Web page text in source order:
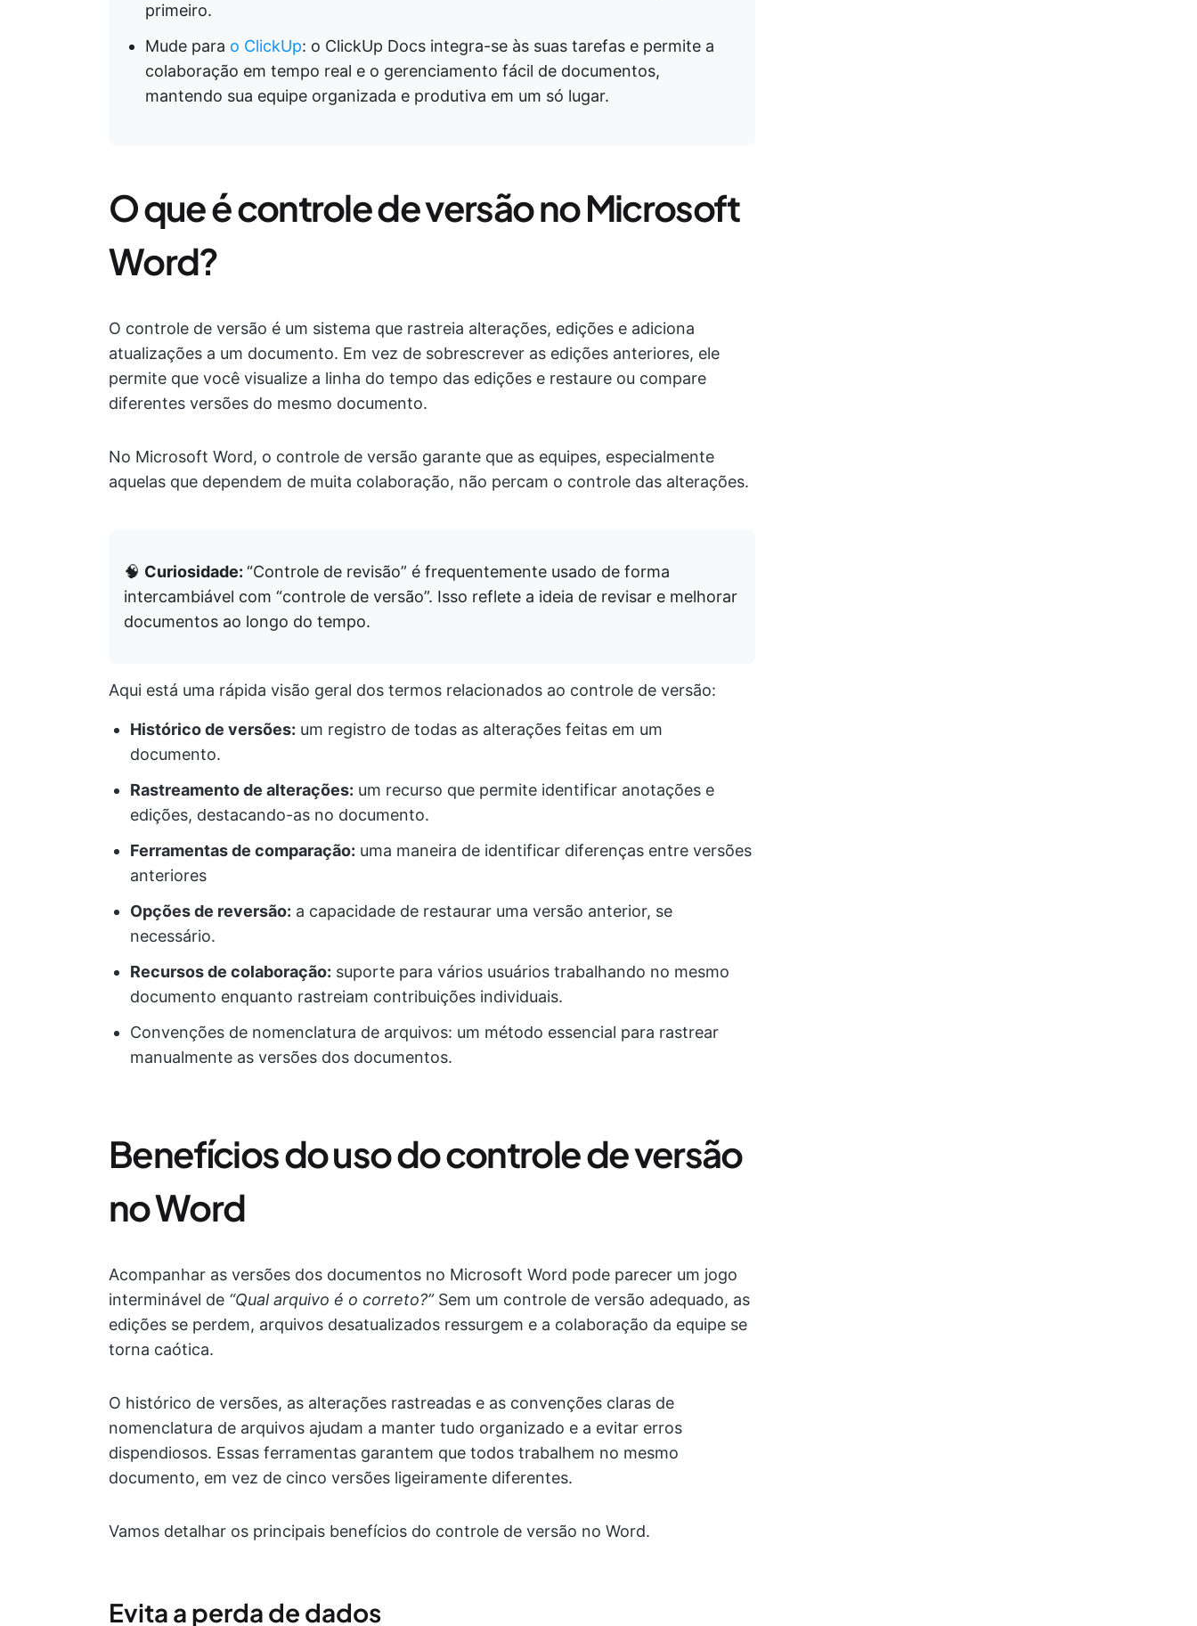
primeiro.
Mude para o ClickUp: o ClickUp Docs integra-se às suas tarefas e permite a
colaboração em tempo real e o gerenciamento fácil de documentos,
mantendo sua equipe organizada e produtiva em um só lugar.
O que é controle de versão no Microsoft
Word?
O controle de versão é um sistema que rastreia alterações, edições e adiciona
atualizações a um documento. Em vez de sobrescrever as edições anteriores, ele
permite que você visualize a linha do tempo das edições e restaure ou compare
diferentes versões do mesmo documento.
No Microsoft Word, o controle de versão garante que as equipes, especialmente
aquelas que dependem de muita colaboração, não percam o controle das alterações.
🧠 Curiosidade: “Controle de revisão” é frequentemente usado de forma
intercambiável com “controle de versão”. Isso reflete a ideia de revisar e melhorar
documentos ao longo do tempo.
Aqui está uma rápida visão geral dos termos relacionados ao controle de versão:
Histórico de versões: um registro de todas as alterações feitas em um
documento.
Rastreamento de alterações: um recurso que permite identificar anotações e
edições, destacando-as no documento.
Ferramentas de comparação: uma maneira de identificar diferenças entre versões
anteriores
Opções de reversão: a capacidade de restaurar uma versão anterior, se
necessário.
Recursos de colaboração: suporte para vários usuários trabalhando no mesmo
documento enquanto rastreiam contribuições individuais.
Convenções de nomenclatura de arquivos: um método essencial para rastrear
manualmente as versões dos documentos.
Benefícios do uso do controle de versão
no Word
Acompanhar as versões dos documentos no Microsoft Word pode parecer um jogo
interminável de “Qual arquivo é o correto?”Sem um controle de versão adequado, as
edições se perdem, arquivos desatualizados ressurgem e a colaboração da equipe se
torna caótica.
O histórico de versões, as alterações rastreadas e as convenções claras de
nomenclatura de arquivos ajudam a manter tudo organizado e a evitar erros
dispendiosos. Essas ferramentas garantem que todos trabalhem no mesmo
documento, em vez de cinco versões ligeiramente diferentes.
Vamos detalhar os principais benefícios do controle de versão no Word.
Evita a perda de dados